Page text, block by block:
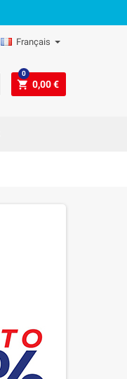
Français
shopping_cart 0,00 €
0